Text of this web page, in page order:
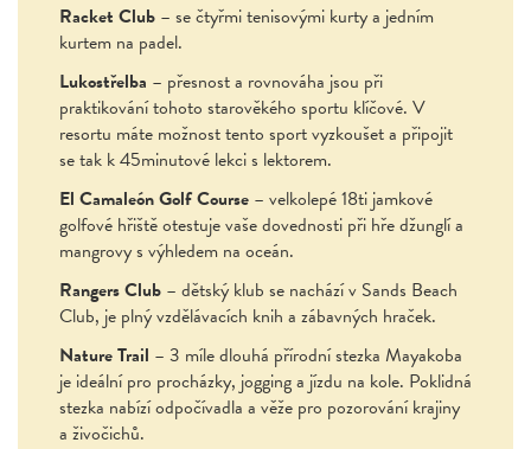
Racket Club – se čtyřmi tenisovými kurty a jedním
kurtem na padel.
Lukostřelba – přesnost a rovnováha jsou při
praktikování tohoto starověkého sportu klíčové. V
resortu máte možnost tento sport vyzkoušet a připojit
se tak k 45minutové lekci s lektorem.
El Camaleón Golf Course – velkolepé 18ti jamkové
golfové hřiště otestuje vaše dovednosti při hře džunglí a
mangrovy s výhledem na oceán.
Rangers Club – dětský klub se nachází v Sands Beach
Club, je plný vzdělávacích knih a zábavných hraček.
Nature Trail – 3 míle dlouhá přírodní stezka Mayakoba
je ideální pro procházky, jogging a jízdu na kole. Poklidná
stezka nabízí odpočívadla a věže pro pozorování krajiny
a živočichů.